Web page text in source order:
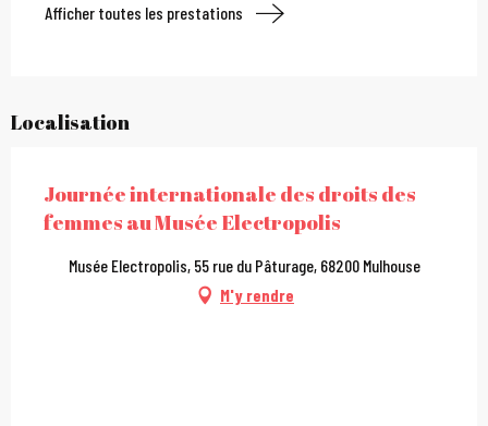
Afficher toutes les prestations
Localisation
Journée internationale des droits des
femmes au Musée Electropolis
Musée Electropolis, 55 rue du Pâturage, 68200 Mulhouse
M'y rendre